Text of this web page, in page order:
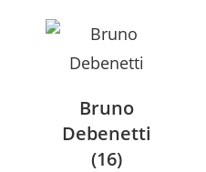
Bruno
Debenetti
(16)